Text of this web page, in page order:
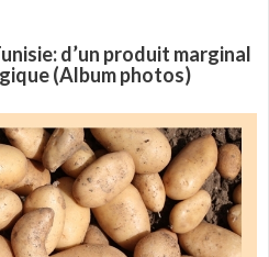
d’un produit marginal
(Album photos)